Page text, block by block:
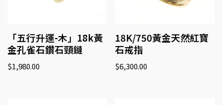
「五行升運-木」18k黃
金孔雀石鑽石頸鏈
$1,980.00
18K/750黃金天然紅寶
石戒指
$6,300.00